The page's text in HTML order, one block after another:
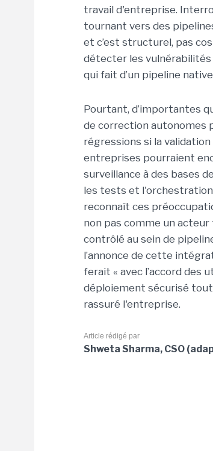
travail d'entreprise.
tournant vers des
et c’est structurel, pas
détecter les vulnérabilités
qui fait d’un pipeline
Pourtant, d’importantes
de correction autonomes
régressions si la
entreprises pourraient
surveillance à des bases
les tests et
reconnaît ces
non pas comme un
contrôlé au sein de
l’annonce de cette
ferait « avec l’accord des
déploiement sécurisé
rassuré l'entreprise.
Article rédigé par
Shweta Sharma, CSO